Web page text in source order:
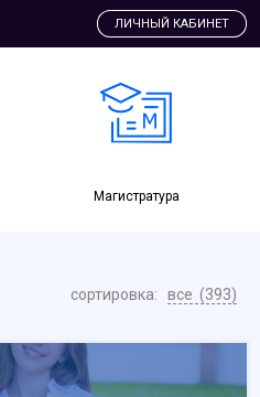
ЛИЧНЫЙ КАБИНЕТ
Магистратура
сортировка: все (393)